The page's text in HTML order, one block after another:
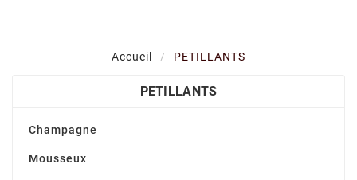
Accueil PETILLANTS
PETILLANTS
Champagne
Mousseux